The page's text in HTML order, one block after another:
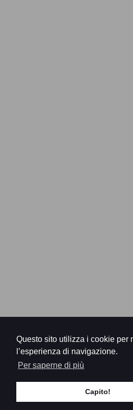
Questo sito utilizza i cookie per
l’esperienza di navigazione.
Per saperne di più
Capito!